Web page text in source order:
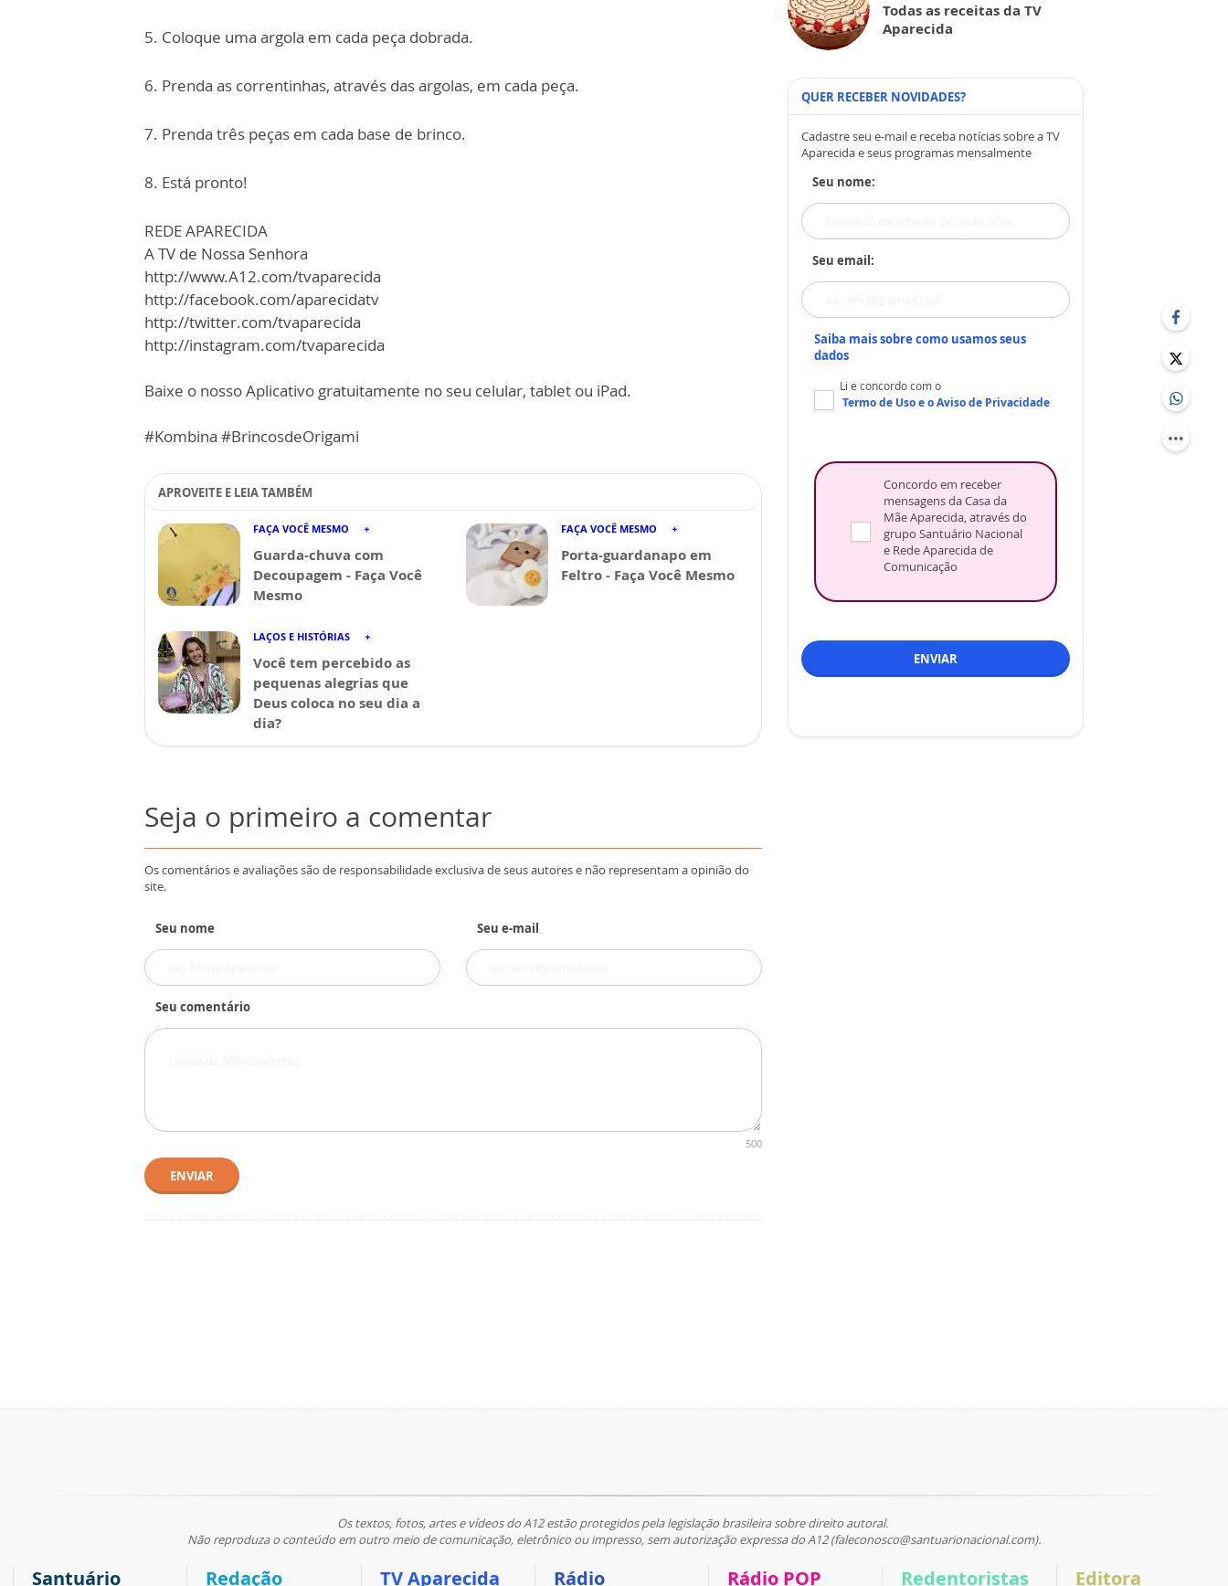
5. Coloque uma argola em cada peça dobrada.
6. Prenda as correntinhas, através das argolas, em cada peça.
7. Prenda três peças em cada base de brinco.
8. Está pronto!
REDE APARECIDA
A TV de Nossa Senhora
http://www.A12.com/tvaparecida
http://facebook.com/aparecidatv
http://twitter.com/tvaparecida
http://instagram.com/tvaparecida
Baixe o nosso Aplicativo gratuitamente no seu celular, tablet ou iPad.
#Kombina #BrincosdeOrigami
APROVEITE E LEIA TAMBÉM
FAÇA VOCÊ MESMO
Guarda-chuva com
Decoupagem - Faça Você
Mesmo
FAÇA VOCÊ MESMO
Porta-guardanapo em
Feltro - Faça Você Mesmo
LAÇOS E HISTÓRIAS
Você tem percebido as
pequenas alegrias que
Deus coloca no seu dia a
dia?
Seja o primeiro a comentar
Os comentários e avaliações são de responsabilidade exclusiva de seus autores e não representam a opinião do
site.
Seu nome Seu e-mail
Seu comentário
500
ENVIAR
Todas as receitas da TV
Aparecida
QUER RECEBER NOVIDADES?
Cadastre seu e-mail e receba notícias sobre a TV
Aparecida e seus programas mensalmente
Seu nome:
Seu email:
Saiba mais sobre como usamos seus
dados
Li e concordo com o
Termo de Usoe oAviso de Privacidade
Concordo em receber
mensagens da Casa da
Mãe Aparecida, através do
grupo Santuário Nacional
e Rede Aparecida de
Comunicação
ENVIAR
Os textos, fotos, artes e vídeos do A12 estão protegidos pela legislação brasileira sobre direito autoral.
Não reproduza o conteúdo em outro meio de comunicação, eletrônico ou impresso, sem autorização expressa do A12 (faleconosco@santuarionacional.com).
Santuário Redação TV Aparecida Rádio Rádio POP Redentoristas Editora